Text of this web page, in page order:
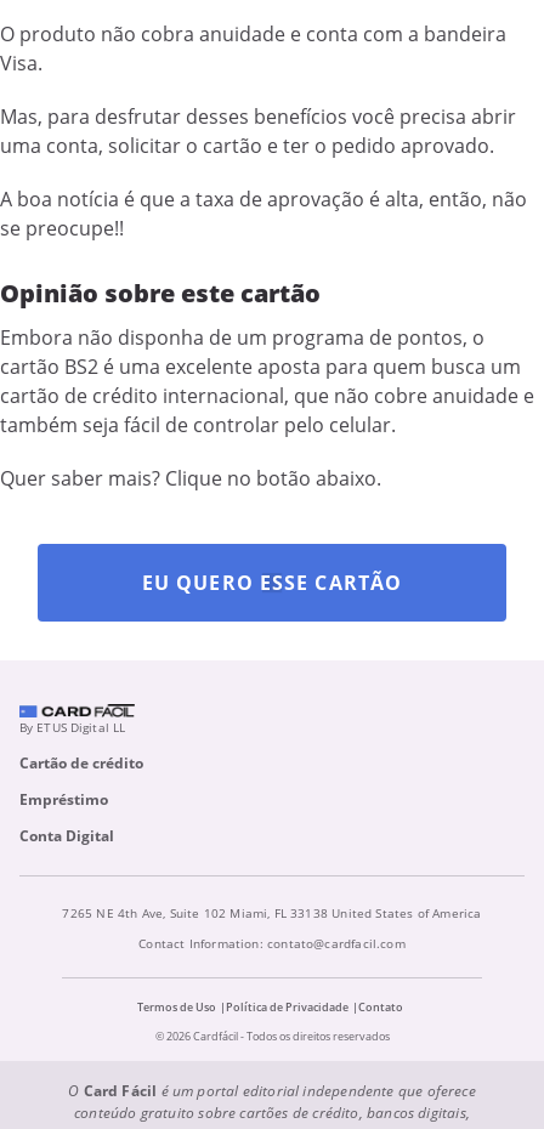
O produto não cobra anuidade e conta com a bandeira
Visa.
Mas, para desfrutar desses benefícios você precisa abrir
uma conta, solicitar o cartão e ter o pedido aprovado.
A boa notícia é que a taxa de aprovação é alta, então, não
se preocupe!!
Opinião sobre este cartão
Embora não disponha de um programa de pontos, o
cartão BS2 é uma excelente aposta para quem busca um
cartão de crédito internacional, que não cobre anuidade e
também seja fácil de controlar pelo celular.
Quer saber mais? Clique no botão abaixo.
EU QUERO ESSE CARTÃO
By ETUS Digital LL
Cartão de crédito
Empréstimo
Conta Digital
7265 NE 4th Ave, Suite 102 Miami, FL 33138 United States of America
Contact Information: contato@cardfacil.com
Termos de Uso Política de Privacidade
Contato
© 2026 Cardfácil - Todos os direitos reservados
O Card Fácil é um portal editorial independente que oferece
conteúdo gratuito sobre cartões de crédito, bancos digitais,